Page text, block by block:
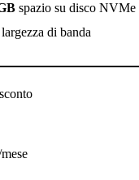
spazio su disco NVMe
largezza di banda